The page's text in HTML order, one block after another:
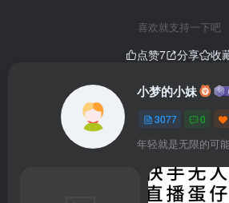
喜欢就支持一下吧
点赞7 分享 收
小梦的小妹
3077 0
年轻就是无限的可